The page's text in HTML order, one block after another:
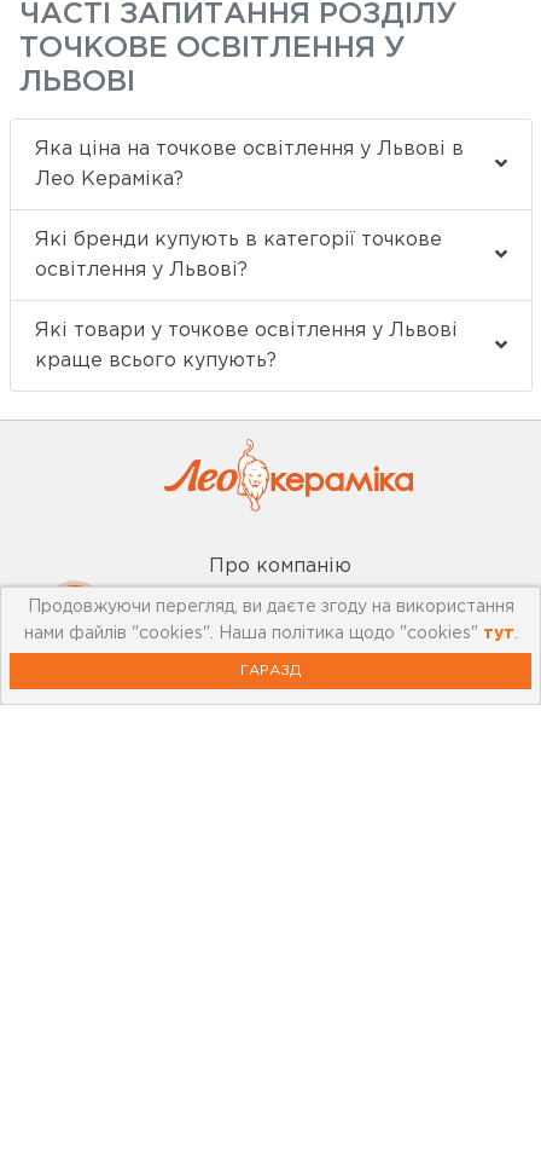
ЧАСТІ ЗАПИТАННЯ РОЗДІЛУ
ТОЧКОВЕ ОСВІТЛЕННЯ У
ЛЬВОВІ
Яка ціна на точкове освітлення у Львові в
Лео Кераміка?
Які бренди купують в категорії точкове
освітлення у Львові?
Які товари у точкове освітлення у Львові
краще всього купують?
Про компанію
Мережа магазинів
Про leoceramika.com
Продовжуючи перегляд, ви даєте згоду на використання
нами файлів "cookies". Наша політика щодо "cookies" тут
ГАРАЗД